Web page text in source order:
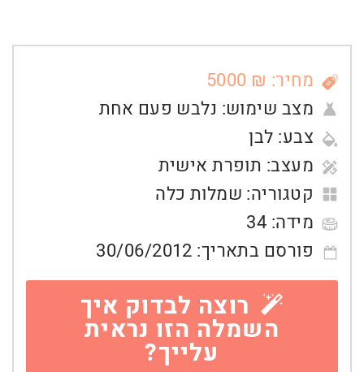
מחיר: ₪ 5000
מצב שימוש: נלבש פעם אחת
צבע: לבן
מעצב: תופרת אישית
קטגוריה: שמלות כלה
מידה: 34
פורסם בתאריך: 30/06/2012
רוצה לבדוק איך
השמלה הזו נראית
עלייך?